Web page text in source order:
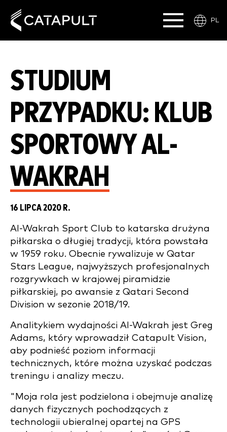
PL
STUDIUM
PRZYPADKU: KLUB
SPORTOWY AL-
WAKRAH
16 LIPCA 2020 R.
Al-Wakrah Sport Club to katarska drużyna
piłkarska o długiej tradycji, która powstała
w 1959 roku. Obecnie rywalizuje w Qatar
Stars League, najwyższych profesjonalnych
rozgrywkach w krajowej piramidzie
piłkarskiej, po awansie z Qatari Second
Division w sezonie 2018/19.
Analitykiem wydajności Al-Wakrah jest Greg
Adams, który wprowadził Catapult Vision,
aby podnieść poziom informacji
technicznych, które można uzyskać podczas
treningu i analizy meczu.
"Moja rola jest podzielona i obejmuje analizę
danych fizycznych pochodzących z
technologii ubieralnej opartej na GPS